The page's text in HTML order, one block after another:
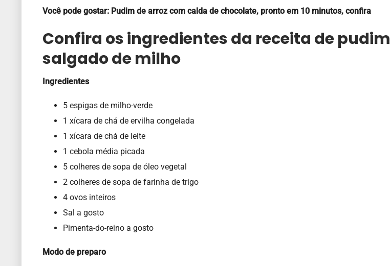
Você pode gostar: Pudim de arroz com calda de chocolate, pronto em 10 minutos, confira
Confira os ingredientes da receita de pudim
salgado de milho
Ingredientes
5 espigas de milho-verde
1 xícara de chá de ervilha congelada
1 xícara de chá de leite
1 cebola média picada
5 colheres de sopa de óleo vegetal
2 colheres de sopa de farinha de trigo
4 ovos inteiros
Sal a gosto
Pimenta-do-reino a gosto
Modo de preparo